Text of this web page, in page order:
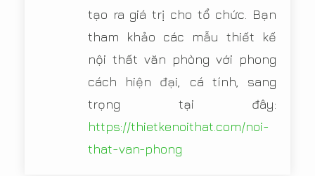
tạo ra giá trị cho tổ chức. Bạn
tham khảo các mẫu thiết kế
nội thất văn phòng với phong
cách hiện đại, cá tính, sang
trọng tại đây:
https://thietkenoithat.com/noi-
that-van-phong